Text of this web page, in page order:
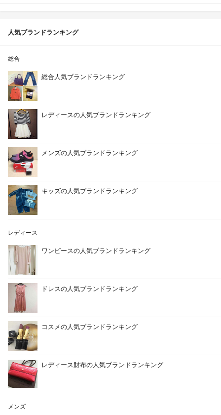
人気ブランドランキング
総合
総合人気ブランドランキング
レディースの人気ブランドランキング
メンズの人気ブランドランキング
キッズの人気ブランドランキング
レディース
ワンピースの人気ブランドランキング
ドレスの人気ブランドランキング
コスメの人気ブランドランキング
レディース財布の人気ブランドランキング
メンズ